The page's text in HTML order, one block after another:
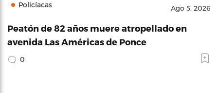
Policíacas Ago 5, 2026
Peatón de 82 años muere atropellado en
avenida Las Américas de Ponce
0